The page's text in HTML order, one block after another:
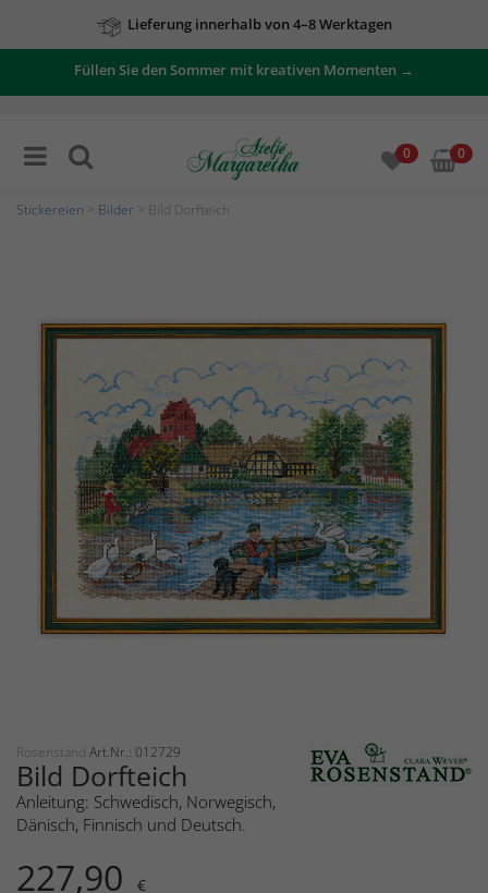
Lieferung innerhalb von 4–8 Werktagen
Füllen Sie den Sommer mit kreativen Momenten →
0 0
Stickereien Bilder > Bild Dorfteich
Rosenstand Art.Nr.: 012729
Bild Dorfteich
Anleitung: Schwedisch, Norwegisch,
Dänisch, Finnisch und Deutsch.
227,90 €